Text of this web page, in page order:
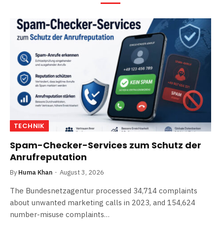
TECHNIK
Spam-Checker-Services zum Schutz der
Anrufreputation
By Huma Khan August 3, 2026
The Bundesnetzagentur processed 34,714 complaints
about unwanted marketing calls in 2023, and 154,624
number-misuse complaints…